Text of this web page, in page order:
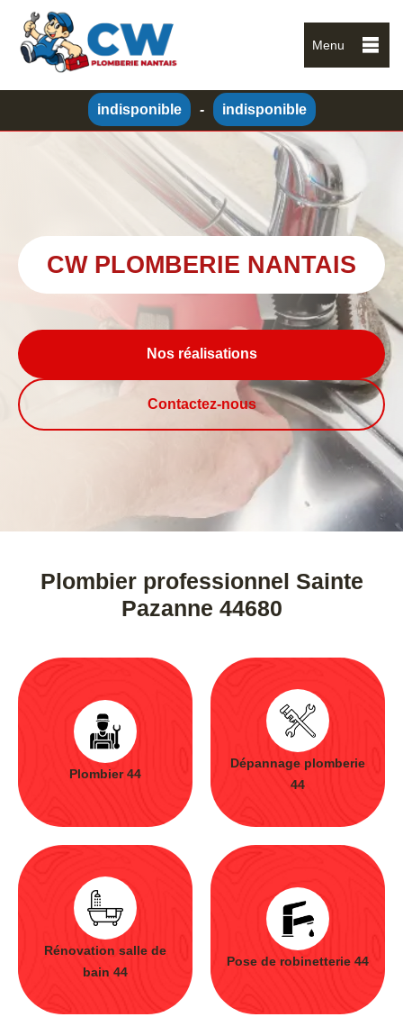
Menu
indisponible - indisponible
CW PLOMBERIE NANTAIS
Nos réalisations
Contactez-nous
Plombier professionnel Sainte
Pazanne 44680
Plombier 44
Dépannage plomberie
44
Rénovation salle de
bain 44
Pose de robinetterie 44